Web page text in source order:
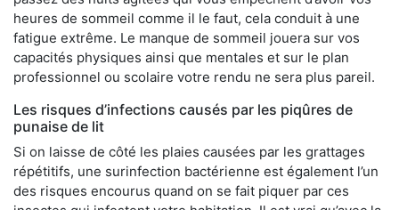
heures de sommeil comme il le faut, cela conduit à une
fatigue extrême. Le manque de sommeil jouera sur vos
capacités physiques ainsi que mentales et sur le plan
professionnel ou scolaire votre rendu ne sera plus pareil.
Les risques d’infections causés par les piqûres de
punaise de lit
Si on laisse de côté les plaies causées par les grattages
répétitifs, une surinfection bactérienne est également l’un
des risques encourus quand on se fait piquer par ces